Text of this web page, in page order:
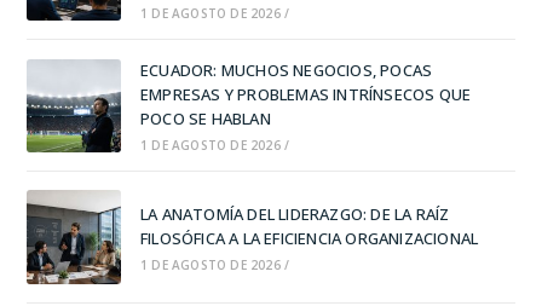
1 DE AGOSTO DE 2026 /
ECUADOR: MUCHOS NEGOCIOS, POCAS
EMPRESAS Y PROBLEMAS INTRÍNSECOS QUE
POCO SE HABLAN
1 DE AGOSTO DE 2026 /
LA ANATOMÍA DEL LIDERAZGO: DE LA RAÍZ
FILOSÓFICA A LA EFICIENCIA ORGANIZACIONAL
1 DE AGOSTO DE 2026 /